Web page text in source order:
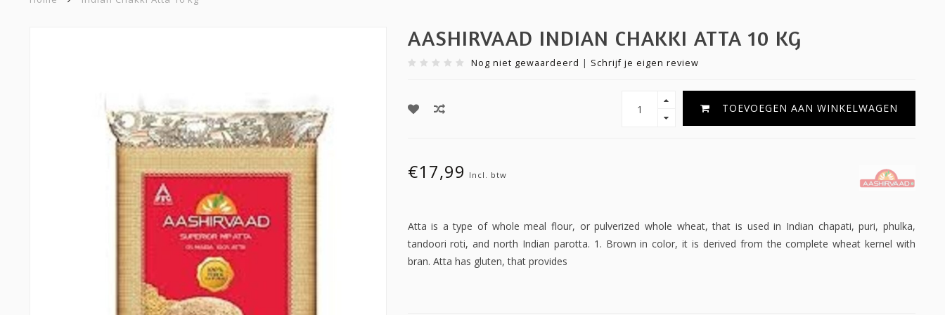
AASHIRVAAD INDIAN CHAKKI ATTA 10 KG
Nog niet gewaardeerd | Schrijf je eigen review
TOEVOEGEN AAN WINKELWAGEN
€17,99 Incl. btw
Atta is a type of whole meal flour, or pulverized whole wheat, that is used in Indian chapati, puri, phulka,
tandoori roti, and north Indian parotta. 1. Brown in color, it is derived from the complete wheat kernel with
bran. Atta has gluten, that provides